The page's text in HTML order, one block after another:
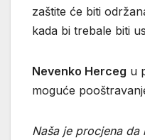
zaštite će biti
kada bi trebale biti
Nevenko Herceg u
moguće
Naša je procjena